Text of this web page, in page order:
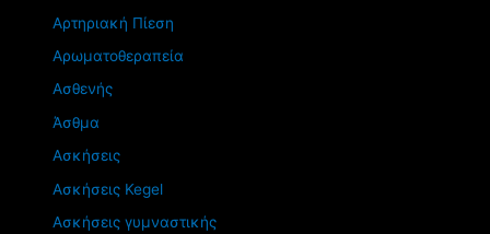
Αρτηριακή Πίεση
Αρωματοθεραπεία
Ασθενής
Άσθμα
Ασκήσεις
Ασκήσεις Kegel
Ασκήσεις γυμναστικής